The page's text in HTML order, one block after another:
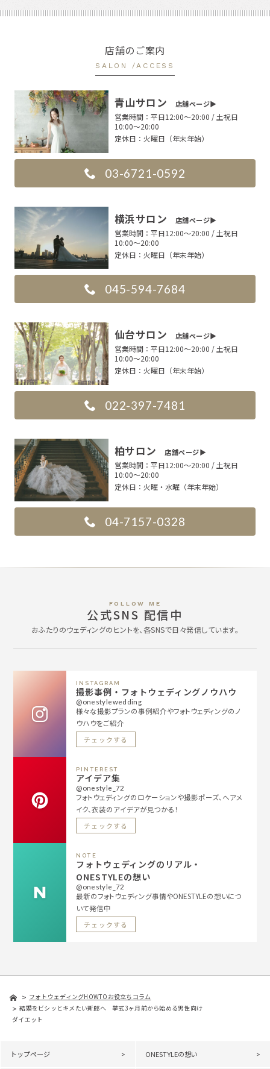
店舗のご案内
SALON /ACCESS
青山サロン 店舗ページ▶︎
営業時間： 平日12:00〜20:00 / 土祝日
10:00〜20:00
定休日： 火曜日（年末年始）
03-6721-0592
横浜サロン 店舗ページ▶︎
営業時間： 平日12:00〜20:00 / 土祝日
10:00〜20:00
定休日： 火曜日（年末年始）
045-594-7684
仙台サロン 店舗ページ▶︎
営業時間： 平日12:00〜20:00 / 土祝日
10:00〜20:00
定休日： 火曜日（年末年始）
022-397-7481
柏サロン店舗ページ▶︎
営業時間： 平日12:00〜20:00 / 土祝日
10:00〜20:00
定休日： 火曜・水曜（年末年始）
04-7157-0328
FOLLOW ME
公式SNS 配信中
おふたりのウェディングのヒントを、各SNSで日々発信しています。
INSTAGRAM
撮影事例・フォトウェディングノウハウ
@onestylewedding
様々な撮影プランの事例紹介やフォトウェディングのノ
ウハウをご紹介
チェックする
PINTEREST
アイデア集
@onestyle_72
フォトウェディングのロケーションや撮影ポーズ、ヘアメ
イク、衣装のアイデアが見つかる！
チェックする
NOTE
フォトウェディングのリアル・
ONESTYLEの想い
@onestyle_72
最新のフォトウェディング事情やONESTYLEの想いにつ
いて発信中
チェックする
フォトウェディングHOWTOお役立ちコラム
結婚をビシッとキメたい新郎へ 挙式3ヶ月前から始める男性向け
ダイエット
トップページ ONESTYLEの想い